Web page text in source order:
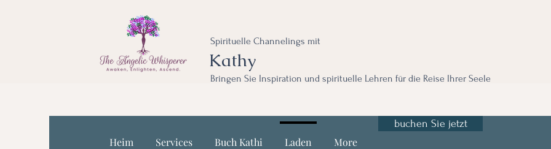
Kathy
Bringen Sie Inspiration und spirituelle Lehren für die Reise Ihrer Seele
Spirituelle Channelings mit
Heim Services Buch Kathi Laden More
buchen Sie jetzt